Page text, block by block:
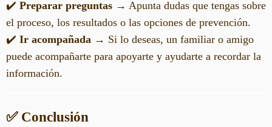
✔️ Preparar preguntas → Apunta dudas que tengas sobre
el proceso, los resultados o las opciones de prevención.
✔️ Ir acompañada → Si lo deseas, un familiar o amigo
puede acompañarte para apoyarte y ayudarte a recordar la
información.
✅ Conclusión